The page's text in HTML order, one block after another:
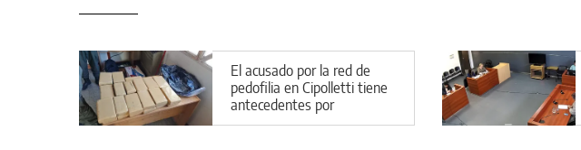
El acusado por la red de
pedofilia en Cipolletti tiene
antecedentes por
narcotráfico